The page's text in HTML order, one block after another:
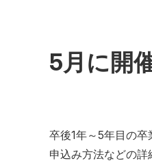
5月に開
卒後1年～5年目の
申込み方法などの詳